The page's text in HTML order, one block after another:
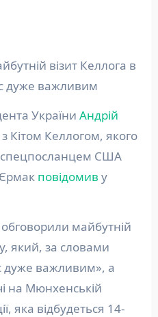
візит Келлога в
дуже важливим
України Андрій
Кітом Келлогом, якого
США
повідомив у
майбутній
який, за словами
дуже важливим», а
на Мюнхенській
яка відбудеться 14-